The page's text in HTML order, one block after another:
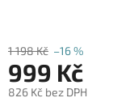
1 198 Kč –16 %
999 Kč
826 Kč bez DPH